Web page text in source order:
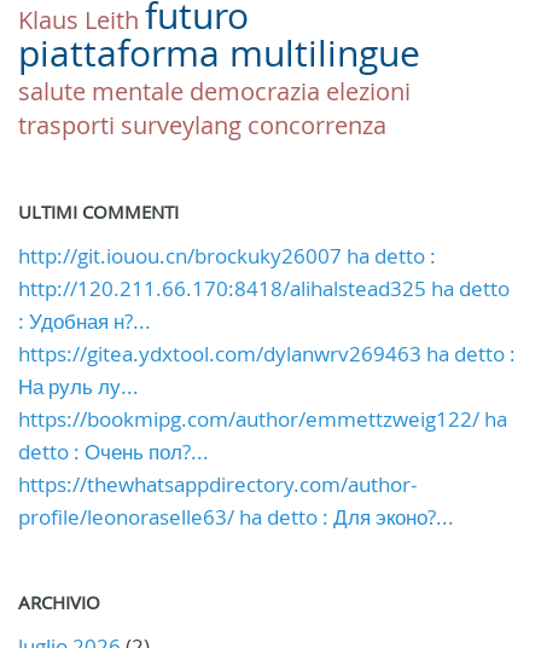
Klaus Leith futuro
piattaforma multilingue
salute mentale democrazia elezioni
trasporti surveylang concorrenza
ULTIMI COMMENTI
http://git.iouou.cn/brockuky26007 ha detto :
http://120.211.66.170:8418/alihalstead325 ha detto
: Удобная н?...
https://gitea.ydxtool.com/dylanwrv269463 ha detto :
На руль лу...
https://bookmipg.com/author/emmettzweig122/ ha
detto : Очень пол?...
https://thewhatsappdirectory.com/author-
profile/leonoraselle63/ ha detto : Для эконо?...
ARCHIVIO